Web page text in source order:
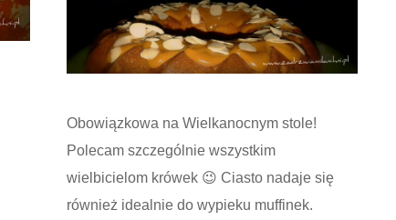
Obowiązkowa na Wielkanocnym stole!
Polecam szczególnie wszystkim
wielbicielom krówek 😉 Ciasto nadaje się
również idealnie do wypieku muffinek.